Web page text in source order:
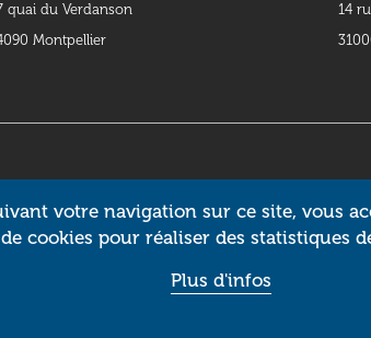
quai du Verdanson
Montpellier
14
votre navigation sur ce site, vous
de cookies pour réaliser des statistiques
Plus d'infos